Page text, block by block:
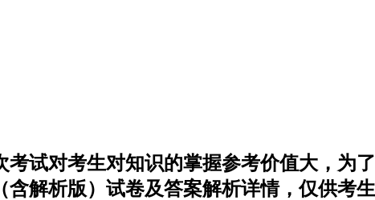
试对考生对知识的掌握参考价值大，为
解析版）试卷及答案解析详情，仅供考生